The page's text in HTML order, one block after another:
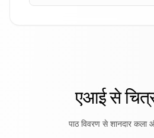
एआई से
पाठ विवरण से शानदार कला